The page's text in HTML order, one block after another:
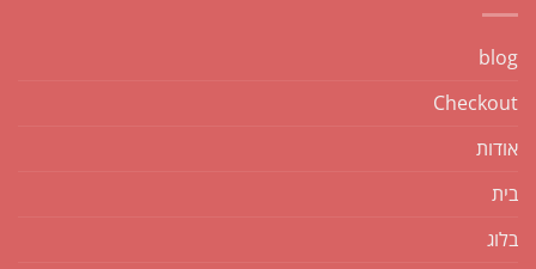
blog
Checkout
אודות
בית
בלוג